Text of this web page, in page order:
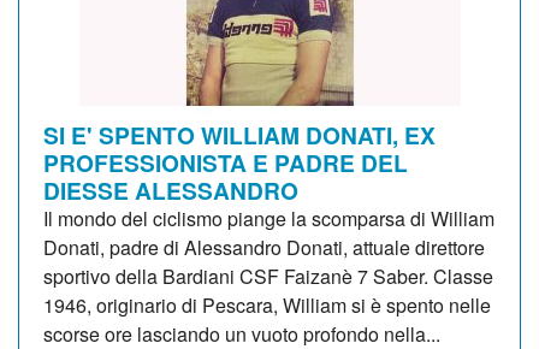
SI E' SPENTO WILLIAM DONATI, EX
PROFESSIONISTA E PADRE DEL
DIESSE ALESSANDRO
Il mondo del ciclismo piange la scomparsa di William
Donati, padre di Alessandro Donati, attuale direttore
sportivo della Bardiani CSF Faizanè 7 Saber. Classe
1946, originario di Pescara, William si è spento nelle
scorse ore lasciando un vuoto profondo nella...